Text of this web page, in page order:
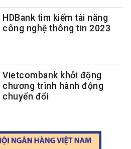
HDBank tìm kiếm tài năng
công nghệ thông tin 2023
Vietcombank khởi động
chương trình hành động
chuyển đổi